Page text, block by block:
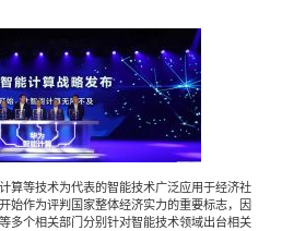
汽车与出行
食品与饮料
金融科技
算等技术为代表的智能技术广泛应用于经济社
始作为评判国家整体经济实力的重要标志，因
多个相关部门分别针对智能技术领域出台相关